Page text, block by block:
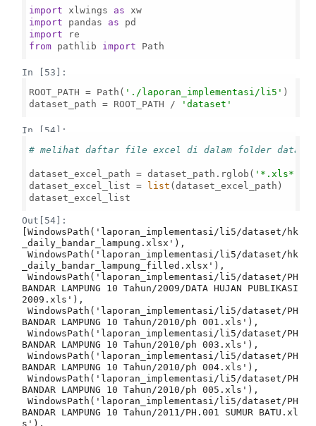
import xlwings as
import pandas as
import
from pathlib import Path
In [53]:
ROOT_PATH = Path( './laporan_implementasi/li5' )
dataset_path = ROOT_PATH /
'dataset'
In [54]:
# melihat daftar file excel di dalam folder
dataset_excel_path = dataset_path.rglob( '*.xls*'
dataset_excel_list = list (dataset_excel_path)
dataset_excel_list
Out[54]:
[WindowsPath('laporan_implementasi/li5/dataset/hk
_daily_bandar_lampung.xlsx'),
_daily_bandar_lampung_filled.xlsx'),
BANDAR LAMPUNG 10 Tahun/2009/DATA HUJAN PUBLIKASI
2009.xls'),
BANDAR LAMPUNG 10 Tahun/2010/ph 001.xls'),
BANDAR LAMPUNG 10 Tahun/2010/ph 003.xls'),
BANDAR LAMPUNG 10 Tahun/2010/ph 004.xls'),
BANDAR LAMPUNG 10 Tahun/2010/ph 005.xls'),
BANDAR LAMPUNG 10 Tahun/2011/PH.001 SUMUR BATU.xl
s'),